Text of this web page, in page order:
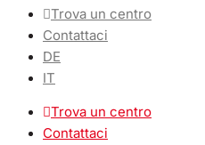
Trova un centro
Contattaci
DE
IT
Trova un centro
Contattaci